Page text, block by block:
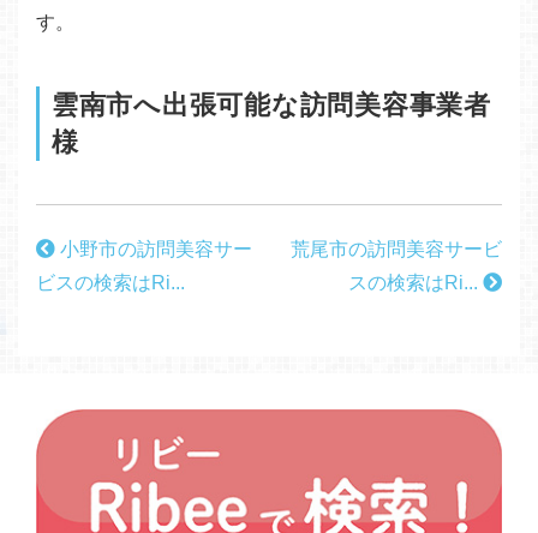
す。
雲南市へ出張可能な訪問美容事業者
様
小野市の訪問美容サー
ビスの検索はRi...
荒尾市の訪問美容サービ
スの検索はRi...